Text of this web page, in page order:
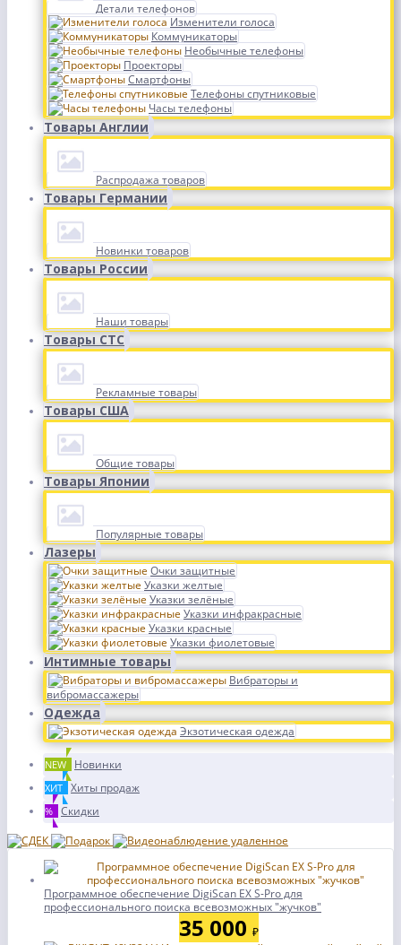
Детали телефонов
Изменители голоса
Коммуникаторы
Необычные телефоны
Проекторы
Смартфоны
Телефоны спутниковые
Часы телефоны
Товары Англии
Распродажа товаров
Товары Германии
Новинки товаров
Товары России
Наши товары
Товары СТС
Рекламные товары
Товары США
Общие товары
Товары Японии
Популярные товары
Лазеры
Очки защитные
Указки желтые
Указки зелёные
Указки инфракрасные
Указки красные
Указки фиолетовые
Интимные товары
Вибраторы и
вибромассажеры
Одежда
Экзотическая одежда
NEW Новинки
ХИТ Хиты продаж
% Скидки
Программное обеспечение DigiScan EX S-Pro для
профессионального поиска всевозможных "жучков"
35 000 ₽